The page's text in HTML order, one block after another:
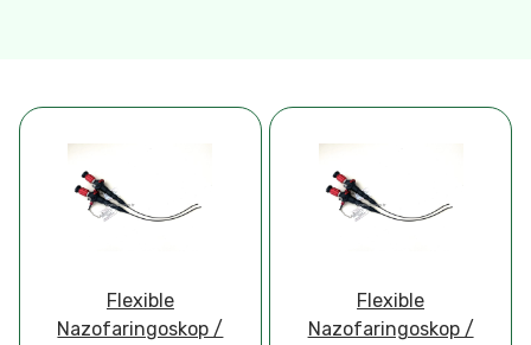
Flexible
Nazofaringoskop /
Flexible
Nazofaringoskop /